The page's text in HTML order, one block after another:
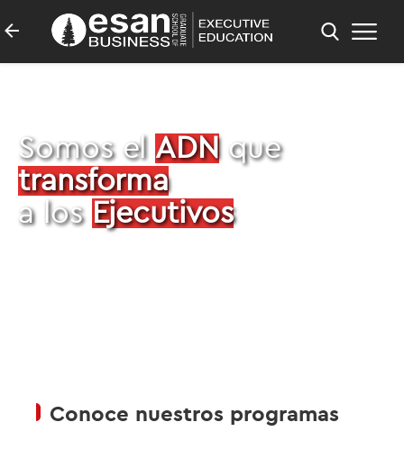
Somos el ADNque
transforma
a los Ejecutivos
Conoce nuestros programas